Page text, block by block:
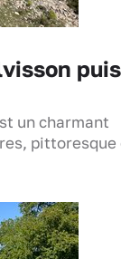
un charmant
pittoresque